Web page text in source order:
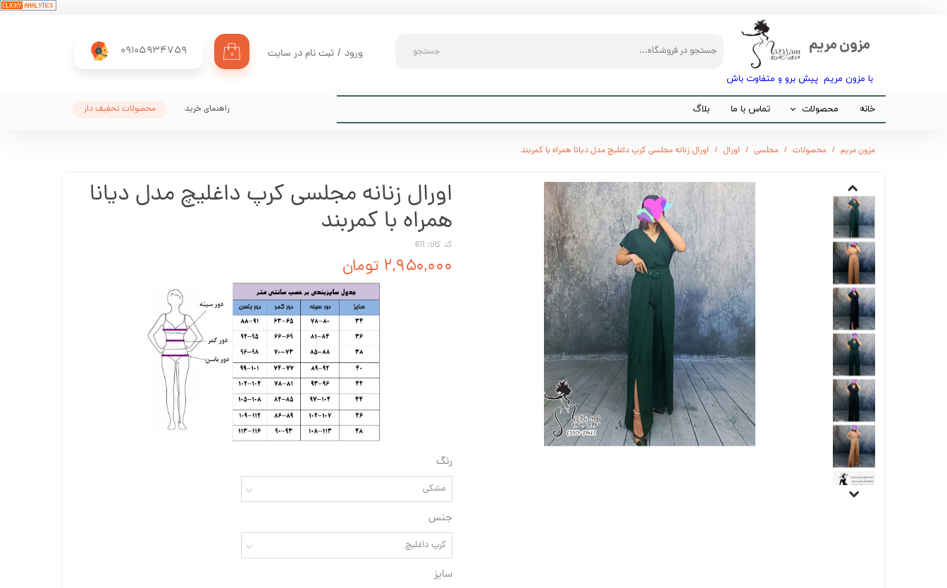
مزون مریم
با مزون مریم پیش برو و متفاوت باش​​​​​​​
09105934759 جستجو ۰ ورود / ثبت نام در سایت
خانه محصولات
شلوار
تماس با ما بلاگ محصولات تحفیف دار راهنمای خرید
مزون مریم محصولات مجلسی اورال اورال زنانه مجلسی کرپ داغلیچ مدل دیانا همراه با کمربند
اورال زنانه مجلسی کرپ داغلیچ مدل دیانا
همراه با کمربند
کد کالا: 611
۲,۹۵۰,۰۰۰ تومان
رنگ
مشکی
جنس
کرپ داغلیچ
سایز